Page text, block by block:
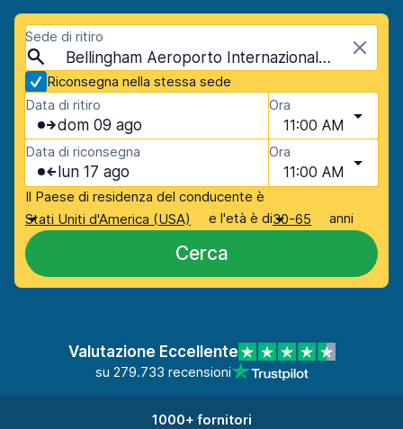
Sede di ritiro
Bellingham Aeroporto Internazionale (BLI), Bellingham, USA - Washington
Riconsegna nella stessa sede
Data di ritiro
dom 09 ago
Ora
11:00 AM
Data di riconsegna
lun 17 ago
Ora
11:00 AM
Il Paese di residenza del conducente è
Stati Uniti d'America (USA)
e l'età è di30-65 anni
Cerca
Valutazione Eccellente
su 279.733 recensioni
1000+ fornitori